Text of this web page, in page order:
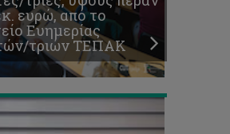
ευρώ, από το
Ευημερίας
τριών ΤΕΠΑΚ